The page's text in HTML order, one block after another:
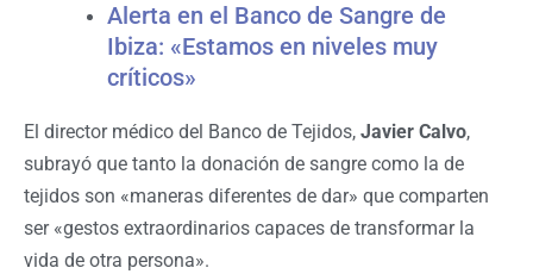
Alerta en el Banco de Sangre de
Ibiza: «Estamos en niveles muy
críticos»
El director médico del Banco de Tejidos, Javier Calvo,
subrayó que tanto la donación de sangre como la de
tejidos son «maneras diferentes de dar» que comparten
ser «gestos extraordinarios capaces de transformar la
vida de otra persona».